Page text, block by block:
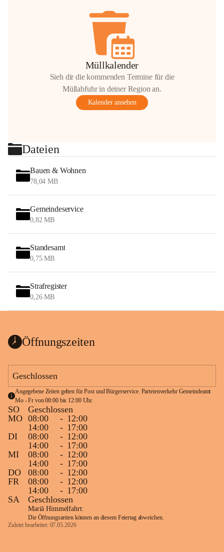
Müllkalender
Sieh dir die kommenden Termine für die
Müllabfuhr in deiner Region an.
Kalender ansehen
Dateien
Bauen & Wohnen
78,04 MB
Gemeindeservice
0,82 MB
Standesamt
0,75 MB
Strafregister
0,26 MB
Öffnungszeiten
Geschlossen
Angegebene Zeiten gelten für Post und Bürgerservice. Parteienverkehr Gemeindeamt
Mo - Fr von 08:00 bis 12:00 Uhr.
SO
Geschlossen
MO 08:00 - 12:00
14:00
- 17:00
DI
08:00 - 12:00
14:00
- 17:00
MI
08:00 - 12:00
14:00
- 17:00
DO
08:00 - 12:00
FR
08:00 - 12:00
14:00
- 17:00
SA
Geschlossen
Mariä Himmelfahrt:
Die Öffnungszeiten können an diesem Feiertag abweichen.
Zuletzt bearbeitet: 07.05.2026